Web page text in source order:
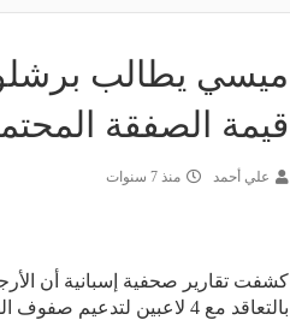
ميسي يطالب
قيمة الصفقة
علي أحمد منذ 7 سنوات
كشفت تقارير صحفية إسبانية أن
بالتعاقد مع 4 لاعبين